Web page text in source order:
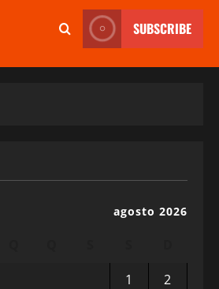
SUBSCRIBE
agosto 2026
1
2